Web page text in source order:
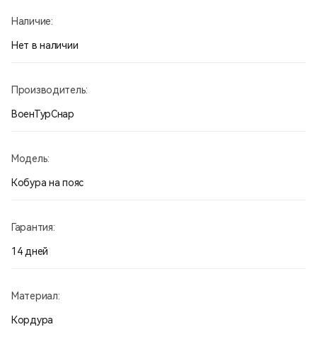
Наличие:
Нет в наличии
Производитель:
ВоенТурСнар
Модель:
Кобура на пояс
Гарантия:
14 дней
Материал:
Кордура